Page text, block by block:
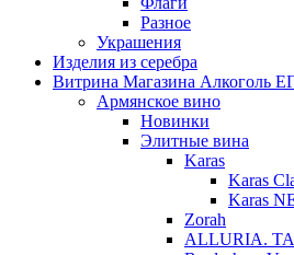
Разное
Украшения
Изделия из серебра
Витрина Магазина Алкоголь
Армянское вино
Новинки
Элитные вина
Karas
Karas
Karas
Zorah
ALLURIA.